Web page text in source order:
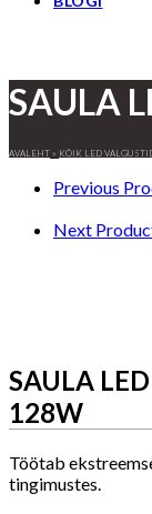
SAULA
AVALEHT » KÕIK LED
Previous
Next
SAULA
128W
Töötab
tingimustes.